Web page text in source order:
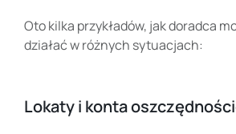
Oto kilka przykładów, jak doradca
działać w różnych sytuacjach:
Lokaty i konta